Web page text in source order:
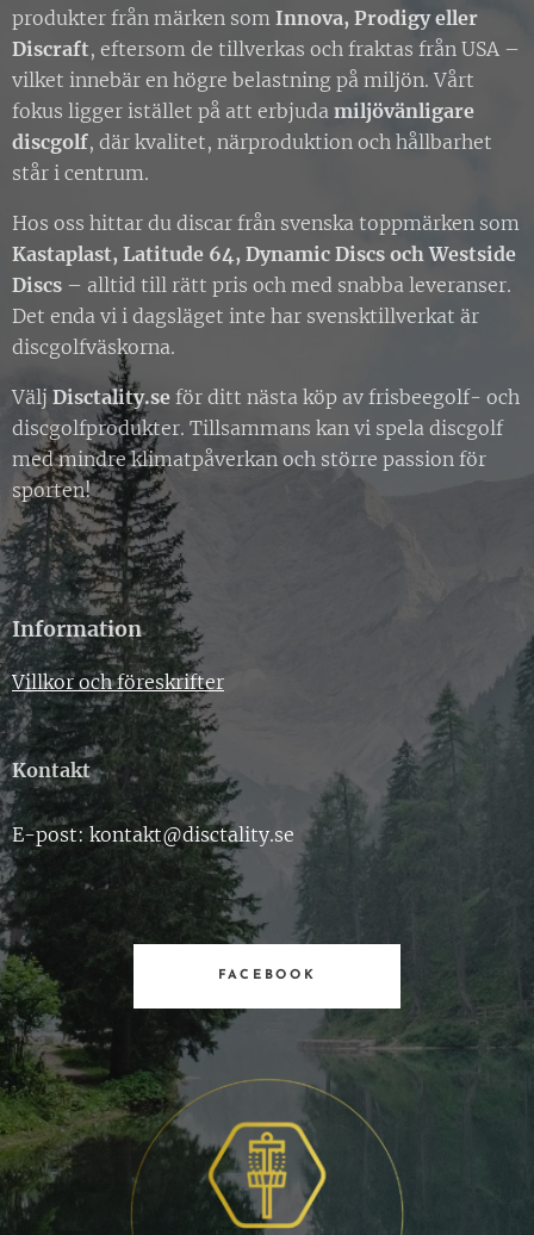
produkter från märken som Innova, Prodigy eller
Discraft, eftersom de tillverkas och fraktas från USA –
vilket innebär en högre belastning på miljön. Vårt
fokus ligger istället på att erbjuda miljövänligare
discgolf, där kvalitet, närproduktion och hållbarhet
står i centrum.
Hos oss hittar du discar från svenska toppmärken som
Kastaplast, Latitude 64, Dynamic Discs och Westside
Discs – alltid till rätt pris och med snabba leveranser.
Det enda vi i dagsläget inte har svensktillverkat är
discgolfväskorna.
Välj Disctality.se för ditt nästa köp av frisbeegolf- och
discgolfprodukter. Tillsammans kan vi spela discgolf
med mindre klimatpåverkan och större passion för
sporten!
Information
Villkor och föreskrifter
Kontakt
E-post: kontakt@disctality.se
FACEBOOK